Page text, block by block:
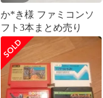
か*き様 ファミコンソ
フト3本まとめ売り